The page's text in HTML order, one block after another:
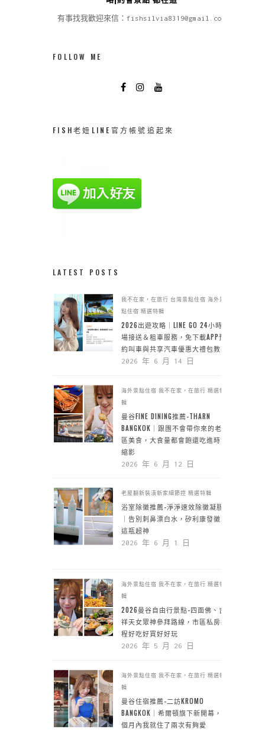
有事找我歡迎來信：fishsilvia8319@gmail.com
FOLLOW ME
FISH老妞LINE官方帳號追起來
LATEST POSTS
我不在家，在旅行 台灣景點住宿 海外景
點住宿 精選特輯
2026出遊攻略｜LINE GO 24小時機
場接送＆租車服務，免下載APP預
約叫車與共享汽車優惠大禮包教學
2026 年 6 月 14 日
海外景點住宿 我不在家，在旅行 精選特
輯
曼谷FINE DINING推薦-THARN
BANGKOK｜跟團不會帶你來的老城
區美食，大食量都會飽還吃進時空
縮影
2026 年 6 月 12 日
老屋翻新裝潢新家細節控 精選特輯
浴室除黴推薦-淨淨速效除黴凝膠
｜告別刺鼻漂白水，矽利康發黴靠
這瓶超神
2026 年 6 月 1 日
海外景點住宿 我不在家，在旅行 精選特
輯
2026曼谷自由行景點-四面佛、吉
祥天女眾神參拜路線，市區私房行
程好吃好買好好玩
2026 年 5 月 26 日
海外景點住宿 我不在家，在旅行 精選特
輯
曼谷住宿推薦-二訪KROMO
BANGKOK｜希爾頓旗下新開幕，一
個月內我就住了兩次有夠愛